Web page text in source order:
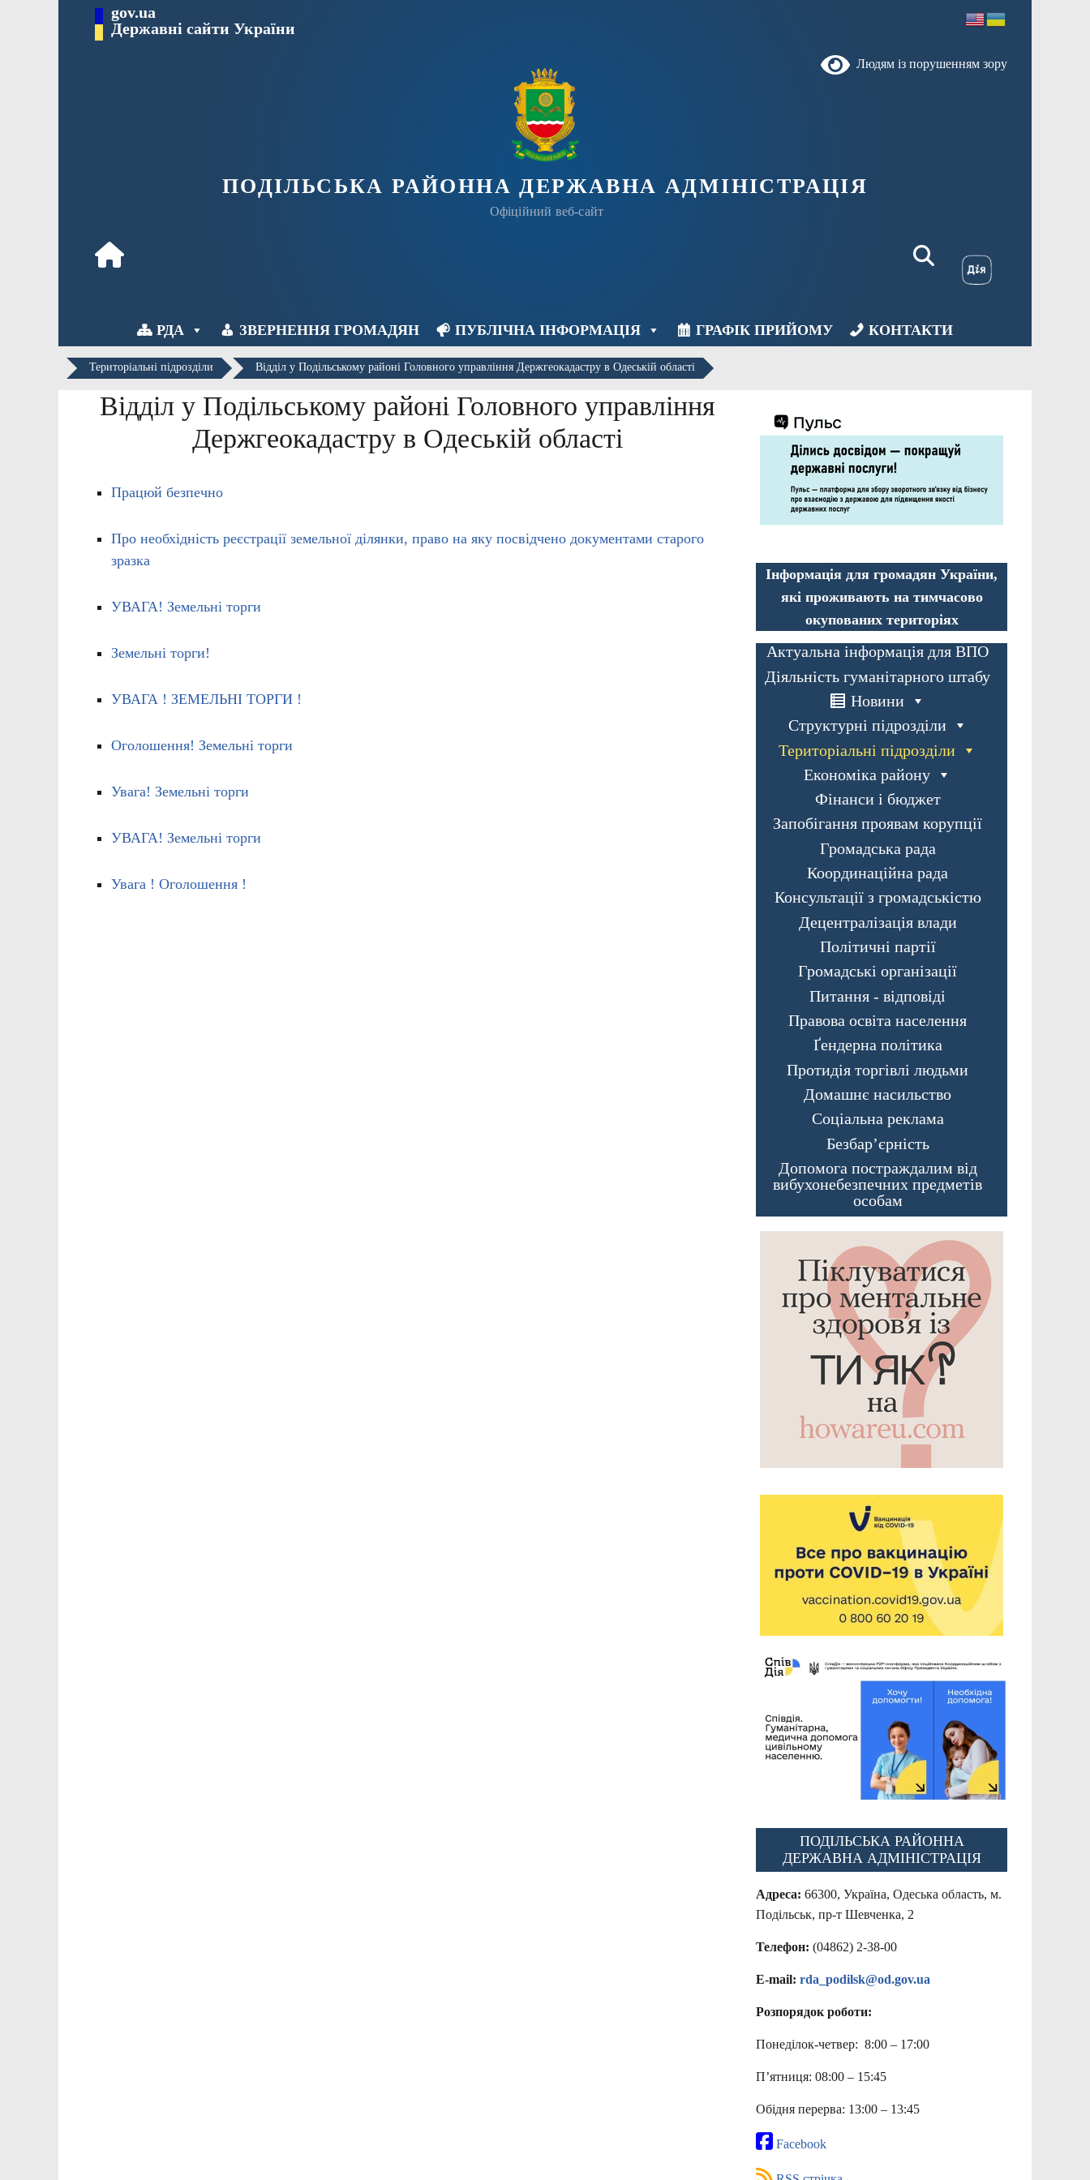
Перейти gov.ua
Державні сайти України
Людям із порушенням зору
ПОДІЛЬСЬКА РАЙОННА ДЕРЖАВНА АДМІНІСТРАЦІЯ
Офіційний веб-сайт
РДА ЗВЕРНЕННЯ ГРОМАДЯН ПУБЛІЧНА ІНФОРМАЦІЯ ГРАФІК ПРИЙОМУ КОНТАКТИ
Територіальні підрозділи Відділ у Подільському районі Головного управління Держгеокадастру в Одеській області
Відділ у Подільському районі Головного управління
Держгеокадастру в Одеській області
Працюй безпечно
Про необхідність реєстрації земельної ділянки, право на яку посвідчено документами старого
зразка
УВАГА! Земельні торги
Земельні торги!
УВАГА ! ЗЕМЕЛЬНІ ТОРГИ !
Оголошення! Земельні торги
Увага! Земельні торги
УВАГА! Земельні торги
Увага ! Оголошення !
Інформація для громадян України,
які проживають на тимчасово
окупованих територіях
Актуальна інформація для ВПО
Діяльність гуманітарного штабу
Новини
Структурні підрозділи
Територіальні підрозділи
Економіка району
Фінанси і бюджет
Запобігання проявам корупції
Громадська рада
Координаційна рада
Консультації з громадськістю
Децентралізація влади
Політичні партії
Громадські організації
Питання - відповіді
Правова освіта населення
Ґендерна політика
Протидія торгівлі людьми
Домашнє насильство
Соціальна реклама
Безбар’єрність
Допомога постраждалим від
вибухонебезпечних предметів
особам
ПОДІЛЬСЬКА РАЙОННА
ДЕРЖАВНА АДМІНІСТРАЦІЯ
Адреса: 66300, Україна, Одеська область, м.
Подільськ, пр-т Шевченка, 2
Телефон: (04862) 2-38-00
E-mail: rda_podilsk@od.gov.ua
Розпорядок роботи:
Понеділок-четвер: 8:00 – 17:00
П’ятниця: 08:00 – 15:45
Обідня перерва: 13:00 – 13:45
Facebook